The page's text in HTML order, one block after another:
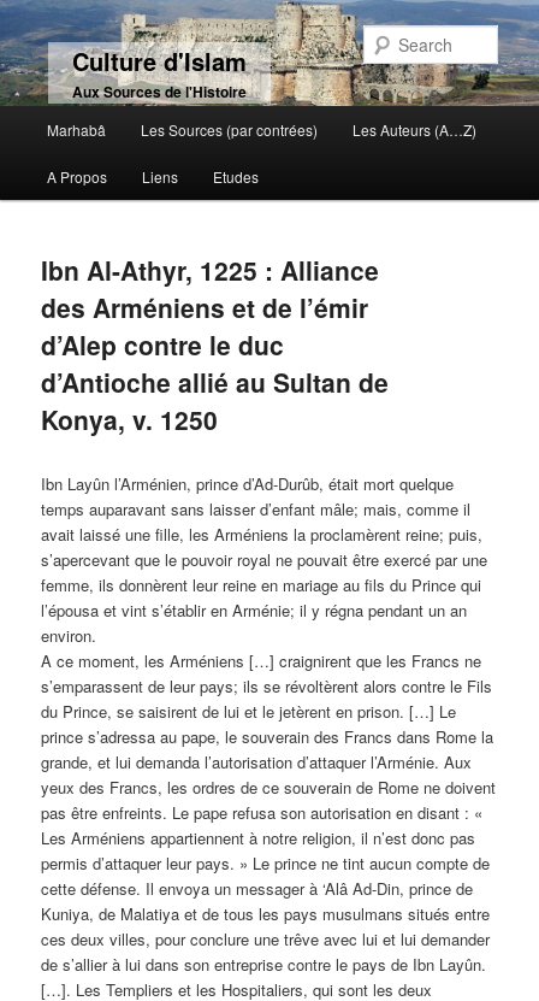
Culture d'Islam
Aux Sources de l'Histoire
Skip to primary content
Skip to secondary content
Marhabâ Les Sources (par contrées) Les Auteurs (A…Z)
A Propos Liens Etudes
Ibn Al-Athyr, 1225 : Alliance
des Arméniens et de l’émir
d’Alep contre le duc
d’Antioche allié au Sultan de
Konya, v. 1250
Ibn Layûn l’Arménien, prince d’Ad-Durûb, était mort quelque
temps auparavant sans laisser d’enfant mâle; mais, comme il
avait laissé une fille, les Arméniens la proclamèrent reine; puis,
s’apercevant que le pouvoir royal ne pouvait être exercé par une
femme, ils donnèrent leur reine en mariage au fils du Prince qui
l’épousa et vint s’établir en Arménie; il y régna pendant un an
environ.
A ce moment, les Arméniens […] craignirent que les Francs ne
s’emparassent de leur pays; ils se révoltèrent alors contre le Fils
du Prince, se saisirent de lui et le jetèrent en prison. […] Le
prince s’adressa au pape, le souverain des Francs dans Rome la
grande, et lui demanda l’autorisation d’attaquer l’Arménie. Aux
yeux des Francs, les ordres de ce souverain de Rome ne doivent
pas être enfreints. Le pape refusa son autorisation en disant : «
Les Arméniens appartiennent à notre religion, il n’est donc pas
permis d’attaquer leur pays. » Le prince ne tint aucun compte de
cette défense. Il envoya un messager à ‘Alâ Ad-Din, prince de
Kuniya, de Malatiya et de tous les pays musulmans situés entre
ces deux villes, pour conclure une trêve avec lui et lui demander
de s’allier à lui dans son entreprise contre le pays de Ibn Layûn.
[…]. Les Templiers et les Hospitaliers, qui sont les deux